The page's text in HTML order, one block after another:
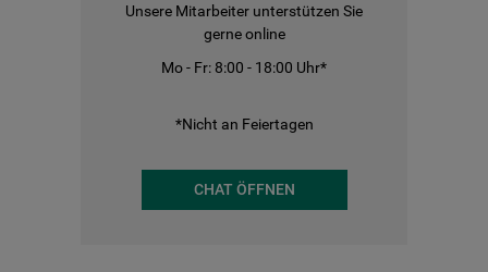
Unsere Mitarbeiter unterstützen Sie
gerne online
Mo - Fr: 8:00 - 18:00 Uhr*
*Nicht an Feiertagen
CHAT ÖFFNEN